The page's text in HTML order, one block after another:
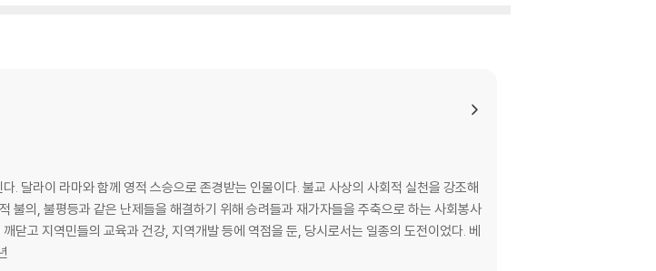
. 달라이 라마와 함께 영적 스승으로 존경받는 인물이다. 불교 사상의 사회적 실천을 강조해
의, 불평등과 같은 난제들을 해결하기 위해 승려들과 재가자들을 주축으로 하는 사회봉사
닫고 지역민들의 교육과 건강, 지역개발 등에 역점을 둔, 당시로서는 일종의 도전이었다. 베